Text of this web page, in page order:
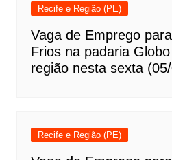
Recife e Região (PE)
Vaga de Emprego
Frios na padaria
região nesta sexta
Recife e Região (PE)